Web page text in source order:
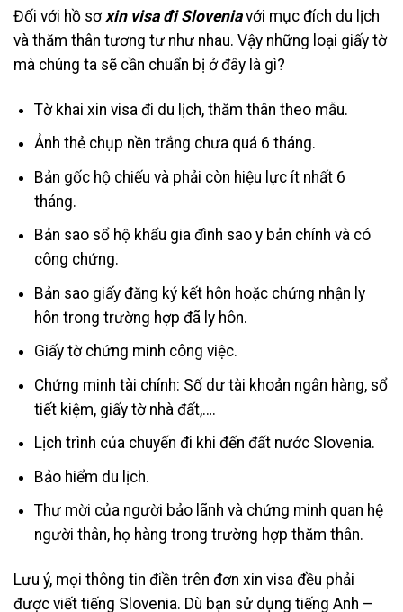
Đối với hồ sơxin visa đi Sloveniavới mục đích du lịch
và thăm thân tương tư như nhau. Vậy những loại giấy tờ
mà chúng ta sẽ cần chuẩn bị ở đây là gì?
Tờ khai xin visa đi du lịch, thăm thân theo mẫu.
Ảnh thẻ chụp nền trắng chưa quá 6 tháng.
Bản gốc hộ chiếu và phải còn hiệu lực ít nhất 6
tháng.
Bản sao sổ hộ khẩu gia đình sao y bản chính và có
công chứng.
Bản sao giấy đăng ký kết hôn hoặc chứng nhận ly
hôn trong trường hợp đã ly hôn.
Giấy tờ chứng minh công việc.
Chứng minh tài chính: Số dư tài khoản ngân hàng, sổ
tiết kiệm, giấy tờ nhà đất,….
Lịch trình của chuyến đi khi đến đất nước Slovenia.
Bảo hiểm du lịch.
Thư mời của người bảo lãnh và chứng minh quan hệ
người thân, họ hàng trong trường hợp thăm thân.
Lưu ý, mọi thông tin điền trên đơn xin visa đều phải
được viết tiếng Slovenia. Dù bạn sử dụng tiếng Anh –